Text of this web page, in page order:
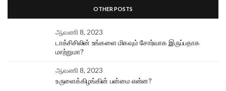
OTHER POSTS
ஆவணி 8, 2023
டாக்சிசிலின் உங்களை மிகவும் சோர்வாக இருப்பதாக
மாற்றுமா?
ஆவணி 8, 2023
உருளைக்கிழங்கின் பன்மை என்ன?